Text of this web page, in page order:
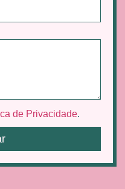
de Privacidade.